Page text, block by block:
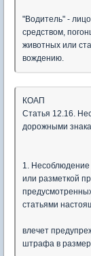
"Водитель" -
средством,
животных или
вождению.
КОАП
Статья 12.16.
дорожными
1.
или разметкой
статьями
влечет
штрафа в